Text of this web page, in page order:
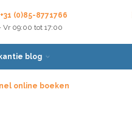
+31 (0)85-8771766
Vr 09:00 tot 17:00
blog
online boeken